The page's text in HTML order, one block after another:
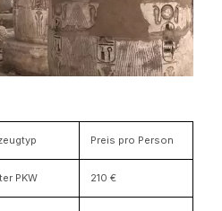
Preis pro Person
PKW 210 €